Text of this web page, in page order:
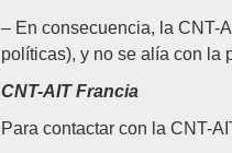
– En consecuencia, la CNT-
políticas), y no se alía con la
CNT-AIT Francia
Para contactar con la CNT-